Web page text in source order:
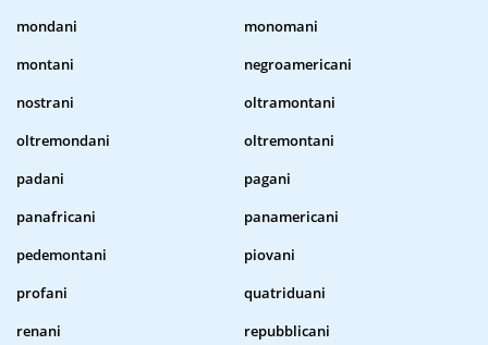
mondani
monomani
montani
negroamericani
nostrani
oltramontani
oltremondani
oltremontani
padani
pagani
panafricani
panamericani
pedemontani
piovani
profani
quatriduani
renani
repubblicani